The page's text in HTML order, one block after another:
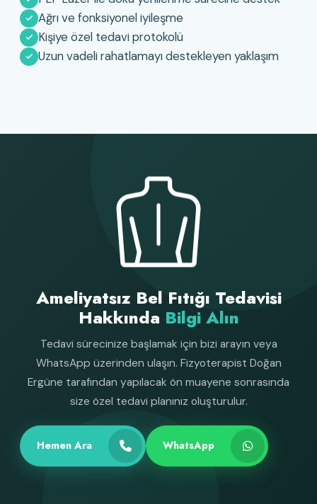
Ağrı ve fonksiyonel iyileşme
Kişiye özel tedavi protokolü
Uzun vadeli rahatlamayı destekleyen yaklaşım
Ameliyatsız Bel Fıtığı Tedavisi
Hakkında Bilgi Alın
Tedavi sürecinize başlamak için bizi arayın veya
WhatsApp üzerinden ulaşın. Fizyoterapist Doğan
Ergüne tarafından yapılacak ön muayene sonrasında
size özel tedavi planınız oluşturulur.
Hemen Ara WhatsApp